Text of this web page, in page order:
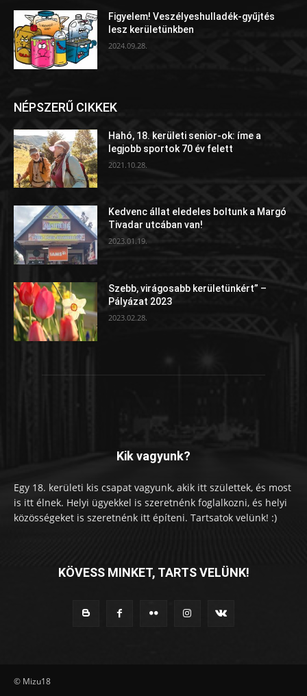
Figyelem! Veszélyeshulladék-gyűjtés
lesz kerületünkben
2024.09.28.
NÉPSZERŰ CIKKEK
Hahó, 18. kerületi senior-ok: íme a
legjobb sportok 70 év felett
2021.10.28.
Kedvenc állat eledeles boltunk a Margó
Tivadar utcában van!
2023.01.19.
Szebb, virágosabb kerületünkért” –
Pályázat 2023
2023.02.28.
Kik vagyunk?
Egy 18. kerületi kis csapat vagyunk, akik itt születtek, és most
is itt élnek. Helyi ügyekkel is szeretnénk foglalkozni, és helyi
közösségeket is szeretnénk itt építeni. Tartsatok velünk! :)
KÖVESS MINKET, TARTS VELÜNK!
© Mizu18